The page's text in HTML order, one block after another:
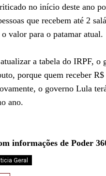
no início deste ano
que recebem até 2
valor para o patamar atual.
a tabela do IRPF, o
porque quem receber
o governo Lula
ano.
informações de Poder
Geral